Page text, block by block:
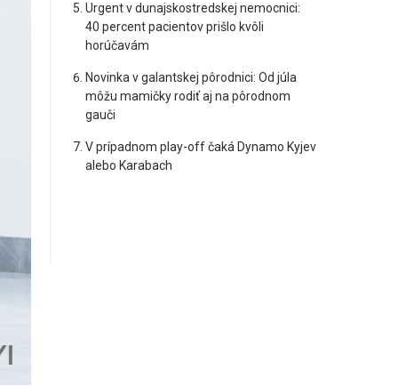
Urgent v dunajskostredskej nemocnici:
40 percent pacientov prišlo kvôli
horúčavám
Novinka v galantskej pôrodnici: Od júla
môžu mamičky rodiť aj na pôrodnom
gauči
V prípadnom play-off čaká Dynamo Kyjev
alebo Karabach